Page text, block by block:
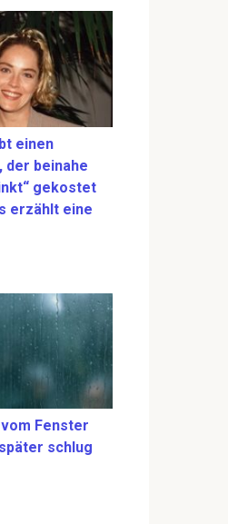
einen
der beinahe
gekostet
erzählt eine
Fenster
schlug